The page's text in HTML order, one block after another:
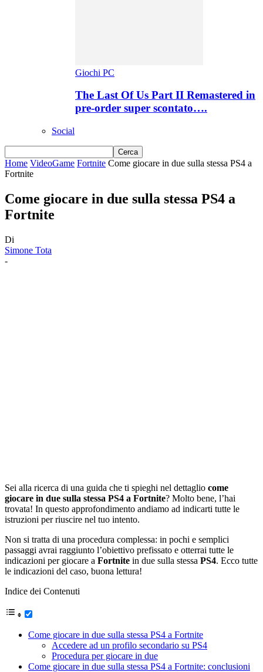
Giochi PC
The Last Of Us Part II Remastered in
pre-order super scontato….
Social
Home VideoGame Fortnite Come giocare in due sulla stessa PS4 a
Fortnite
Come giocare in due sulla stessa PS4 a
Fortnite
Di
Simone Tota
-
Sei alla ricerca di una guida che ti spieghi nel dettaglio come
giocare in due sulla stessa PS4 a Fortnite? Molto bene, l’hai
trovata! In questo approfondimento andiamo ad indicarti tutte le
istruzioni per riuscire nel tuo intento.
Non si tratta di una procedura complessa: in pochi e semplici
passaggi avrai raggiunto l’obiettivo prefissato e otterrai tutte le
indicazioni per giocare a Fortnite in due sulla stessa PS4. Ecco tutte
le indicazioni del caso, buona lettura!
Indice dei Contenuti
Come giocare in due sulla stessa PS4 a Fortnite
Accedere ad un profilo secondario su PS4
Procedura per giocare in due
Come giocare in due sulla stessa PS4 a Fortnite: conclusioni